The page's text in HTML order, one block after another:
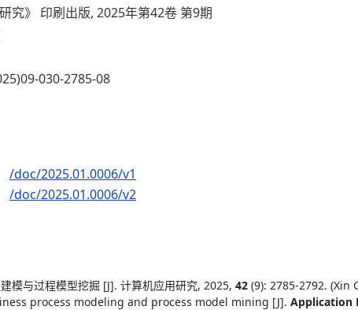
究》 印刷出版, 2025年第42卷 第9期
030-2785-08
/doc/2025.01.0006/v1
/doc/2025.01.0006/v2
模与过程模型挖掘 [J]. 计算机应用研究, 2025, 42 (9): 2785-2792. (Xin
process modeling and process model mining [J]. Application